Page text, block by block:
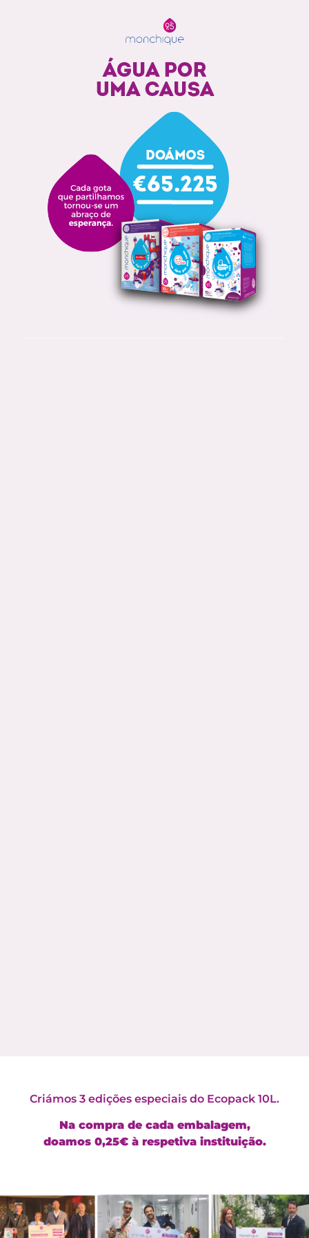
Criámos 3 edições especiais do Ecopack 10L.
Na compra de cada embalagem,
doamos 0,25€ à respetiva instituição.